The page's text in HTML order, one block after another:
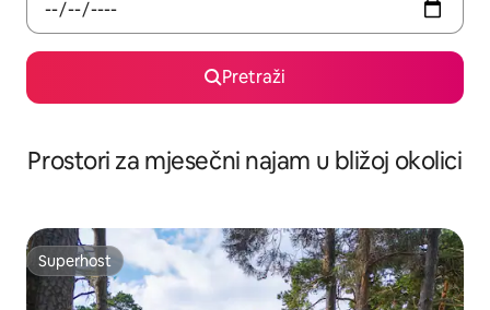
Pretraži
Prostori za mjesečni najam u bližoj okolici
Superhost
Superhost